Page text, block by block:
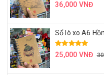
36,000 VNĐ
Sổ lò xo A6
25,000 VNĐ